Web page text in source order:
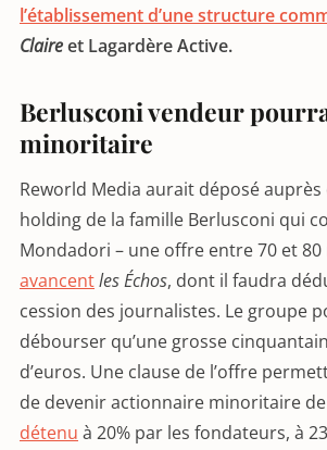
l’établissement d’une structure
Claireet Lagardère Active.
Berlusconi vendeur
minoritaire
Reworld Media aurait déposé auprès
holding de la famille Berlusconi qui
Mondadori – une offre entre 70 et 80
avancentlesÉchos, dont il faudra
cession des journalistes. Le groupe
débourser qu’une grosse
d’euros. Une clause de l’offre
de devenir actionnaire minoritaire
détenu à 20% par les fondateurs, à